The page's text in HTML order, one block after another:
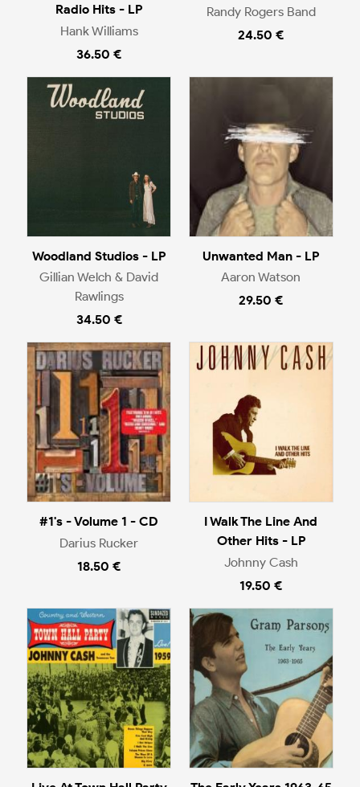
Radio Hits - LP
Hank Williams
36.50 €
Randy Rogers Band
24.50 €
Woodland Studios - LP
Gillian Welch & David
Rawlings
34.50 €
Unwanted Man - LP
Aaron Watson
29.50 €
#1's - Volume 1 - CD
Darius Rucker
18.50 €
I Walk The Line And
Other Hits - LP
Johnny Cash
19.50 €